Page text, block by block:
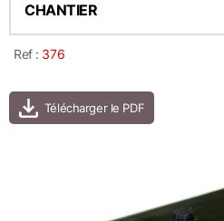
CHANTIER
Ref : 376